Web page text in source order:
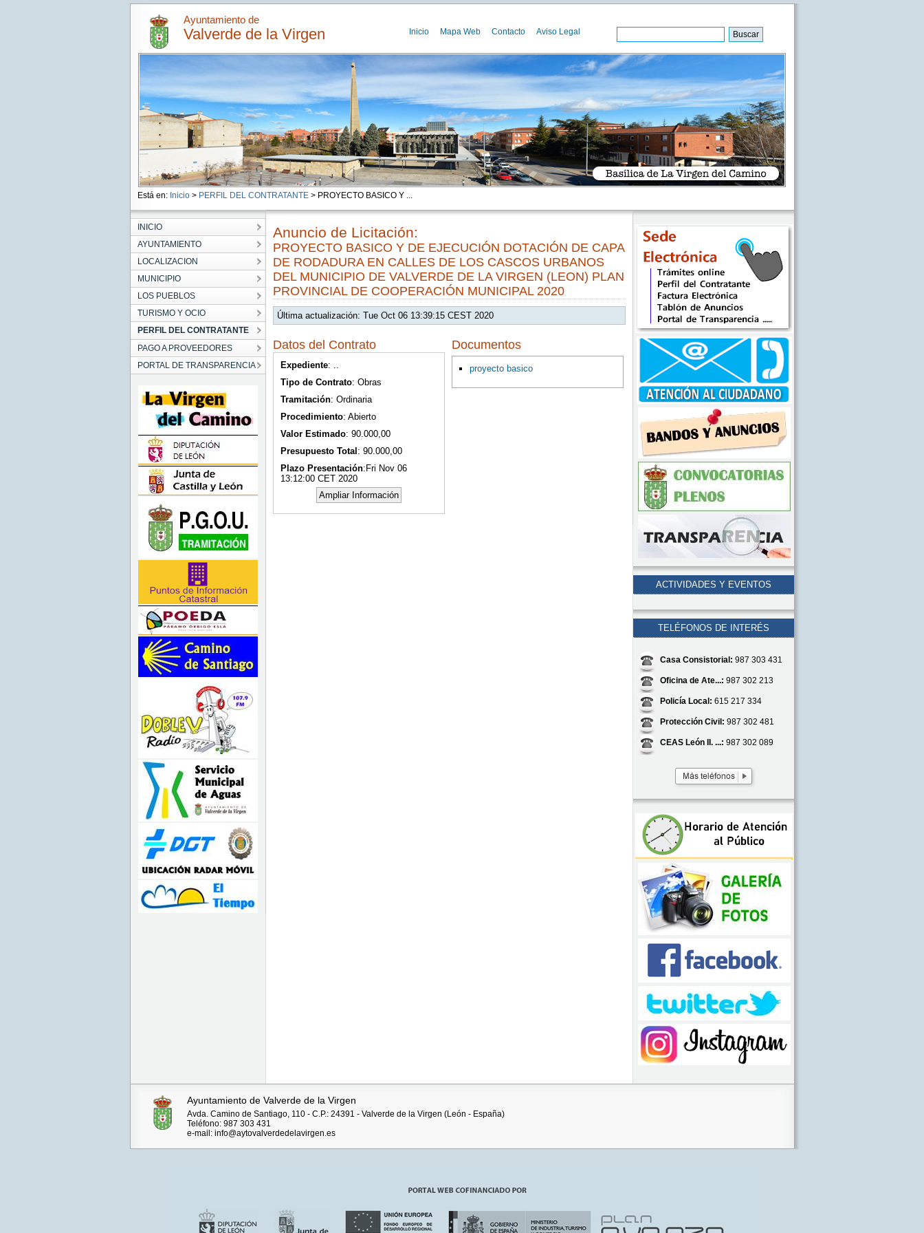
Ayuntamiento de
Valverde de la Virgen Inicio Mapa Web Contacto Aviso Legal
Está en: Inicio > PERFIL DEL CONTRATANTE> PROYECTO BASICO Y ...
INICIO
AYUNTAMIENTO
LOCALIZACION
MUNICIPIO
LOS PUEBLOS
TURISMO Y OCIO
PERFIL DEL CONTRATANTE
PAGO A PROVEEDORES
PORTAL DE TRANSPARENCIA
Anuncio de Licitación:
PROYECTO BASICO Y DE EJECUCIÓN DOTACIÓN DE CAPA
DE RODADURA EN CALLES DE LOS CASCOS URBANOS
DEL MUNICIPIO DE VALVERDE DE LA VIRGEN (LEON) PLAN
PROVINCIAL DE COOPERACIÓN MUNICIPAL 2020
Última actualización: Tue Oct 06 13:39:15 CEST 2020
Datos del Contrato
Expediente: ..
Tipo de Contrato: Obras
Tramitación: Ordinaria
Procedimiento: Abierto
Valor Estimado: 90.000,00
Presupuesto Total: 90.000,00
Plazo Presentación:Fri Nov 06
13:12:00 CET 2020
Ampliar Información
Documentos
proyecto basico
ACTIVIDADES Y EVENTOS
TELÉFONOS DE INTERÉS
Casa Consistorial: 987 303 431
Oficina de Ate...: 987 302 213
Policía Local: 615 217 334
Protección Civil: 987 302 481
CEAS León II. ...: 987 302 089
Ayuntamiento de Valverde de la Virgen
Avda. Camino de Santiago, 110 - C.P.: 24391 - Valverde de la Virgen (León - España)
Teléfono: 987 303 431
e-mail: info@aytovalverdedelavirgen.es